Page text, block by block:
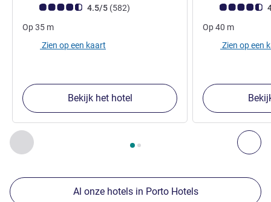
Vorige - Onze andere etablissementen in de buurt
Pagina , Onze andere etablissementen in de buurt 1
Avis-klantbeoordeling (ALL beoordeling)
4.5/5 (582beoordelingen
)
Op35 m
Zien op een kaart
Bekijk het hotel
Avis-
Op40 m
Zien op een
Al onze hotels in Porto Hotels